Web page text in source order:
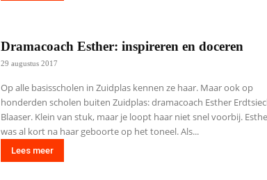
Dramacoach Esther: inspireren en doceren
29 augustus 2017
Op alle basisscholen in Zuidplas kennen ze haar. Maar ook op
honderden scholen buiten Zuidplas: dramacoach Esther
Blaaser. Klein van stuk, maar je loopt haar niet snel voorbij. Esther (39)
was al kort na haar geboorte op het toneel. Als...
Lees meer